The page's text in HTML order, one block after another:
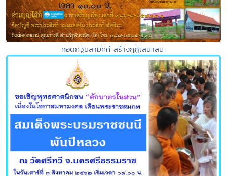
ทอดกฐินสามัคคี สร้างกุฏิเสนาสนะ